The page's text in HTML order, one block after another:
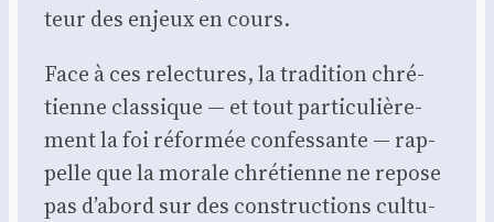
teur des enjeux en cours.
Face à ces relec­tures, la tra­di­tion chré­
tienne clas­sique — et tout par­ti­cu­liè­re­
ment la foi réfor­mée confes­sante — rap­
pelle que la morale chré­tienne ne repose
pas d’abord sur des construc­tions cultu­